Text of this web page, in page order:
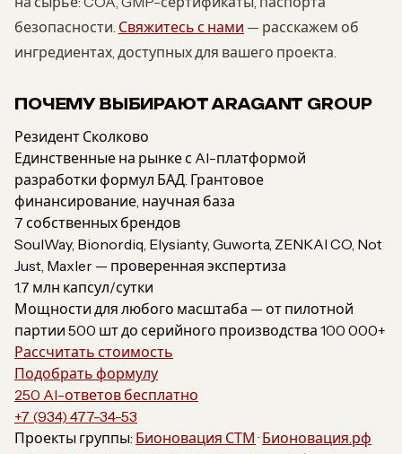
безопасности. Свяжитесь с нами — расскажем об
ингредиентах, доступных для вашего проекта.
ПОЧЕМУ ВЫБИРАЮТ ARAGANT GROUP
Резидент Сколково
Единственные на рынке с AI-платформой
разработки формул БАД. Грантовое
финансирование, научная база
7 собственных брендов
SoulWay, Bionordiq, Elysianty, Guworta, ZENKAI CO, Not
Just, Maxler — проверенная экспертиза
1.7 млн капсул/сутки
Мощности для любого масштаба — от пилотной
партии 500 шт до серийного производства 100 000+
Рассчитать стоимость
Подобрать формулу
250 AI-ответов бесплатно
+7 (934) 477-34-53
Проекты группы: Бионовация СТМ · Бионовация.рф